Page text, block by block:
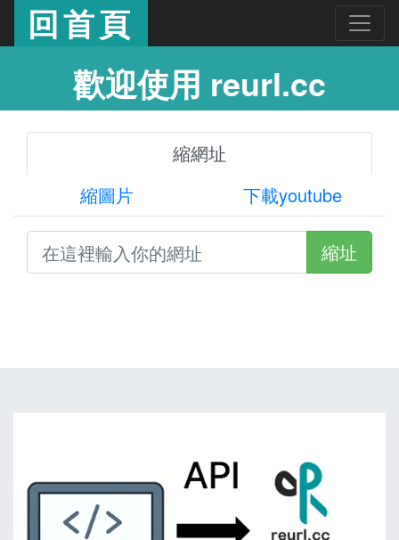
回首頁
歡迎使用 reurl.cc
縮網址
縮圖片
下載youtube
縮址